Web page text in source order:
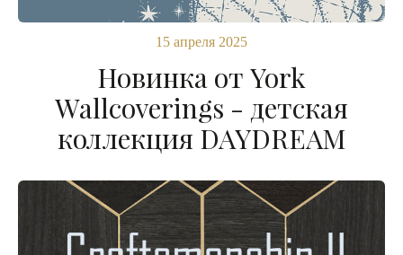
15 апреля 2025
Новинка от York
Wallcoverings - детская
коллекция DAYDREAM